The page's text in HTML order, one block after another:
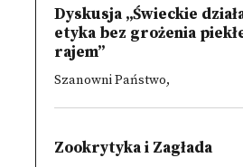
Dyskusja „Świeckie
etyka bez grożenia
rajem”
Szanowni Państwo,
Zookrytyka i Zagłada